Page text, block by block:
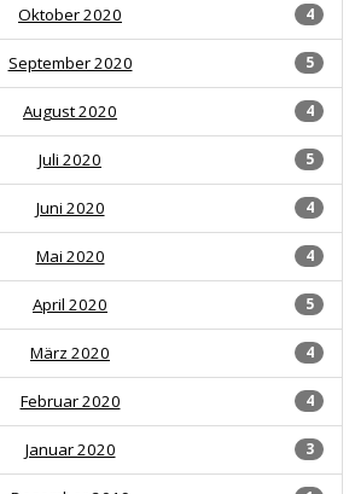
4
Oktober 2020
5
September 2020
4
August 2020
5
Juli 2020
4
Juni 2020
4
Mai 2020
5
April 2020
4
März 2020
4
Februar 2020
3
Januar 2020